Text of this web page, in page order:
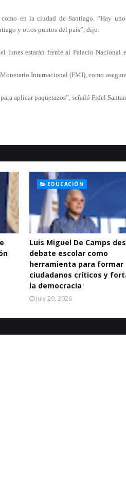
en la ciudad de Santiago. “Hay
y otros puntos del país”, dijo.
lunes estarán frente al Palacio Nacional
Internacional (FMI), como
aplicar paquetazos”, señaló Fidel
EDUCACIÓN
Luis Miguel De Camps
debate escolar como
herramienta para formar
ciudadanos críticos y
la democracia
July 29, 2026